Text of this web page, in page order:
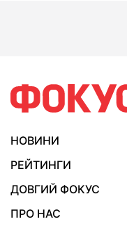
НОВИНИ
РЕЙТИНГИ
ДОВГИЙ ФОКУС
ПРО НАС